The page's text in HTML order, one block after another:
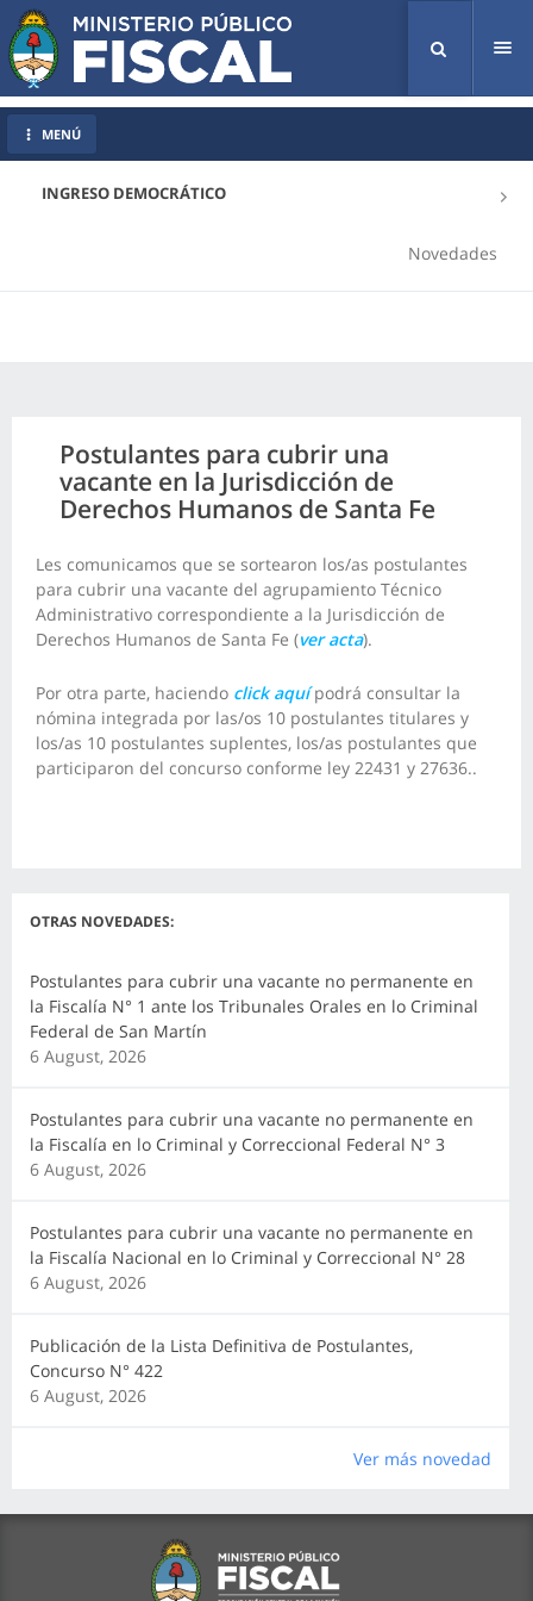
INGRESO DEMOCRÁTICO
Novedades
MENÚ
Postulantes para cubrir una
vacante en la Jurisdicción de
Derechos Humanos de Santa Fe
Les comunicamos que se sortearon los/as postulantes
para cubrir una vacante del agrupamiento Técnico
Administrativo correspondiente a la Jurisdicción de
Derechos Humanos de Santa Fe (ver acta).
Por otra parte, haciendo click aquí podrá consultar la
nómina integrada por las/os 10 postulantes titulares y
los/as 10 postulantes suplentes, los/as postulantes que
participaron del concurso conforme ley 22431 y 27636..
OTRAS NOVEDADES:
Postulantes para cubrir una vacante no permanente en
la Fiscalía N° 1 ante los Tribunales Orales en lo Criminal
Federal de San Martín
6 August, 2026
Postulantes para cubrir una vacante no permanente en
la Fiscalía en lo Criminal y Correccional Federal N° 3
6 August, 2026
Postulantes para cubrir una vacante no permanente en
la Fiscalía Nacional en lo Criminal y Correccional N° 28
6 August, 2026
Publicación de la Lista Definitiva de Postulantes,
Concurso N° 422
6 August, 2026
Ver más novedad